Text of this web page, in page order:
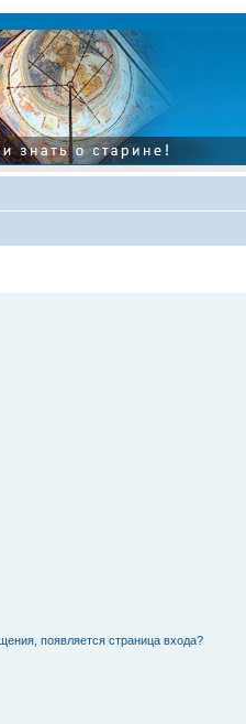
появляется страница входа?